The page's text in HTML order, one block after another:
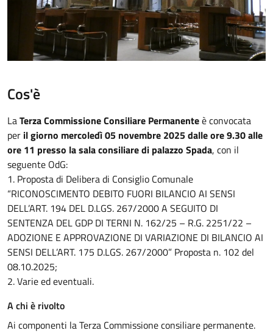
Cos'è
LaTerza Commissione Consiliare Permanenteè convocata
per il giorno mercoledì 05 novembre 2025 dalle ore 9.30 alle
ore 11 presso la sala consiliare di palazzo Spada, con il
seguente OdG:
1. Proposta di Delibera di Consiglio Comunale
“RICONOSCIMENTO DEBITO FUORI BILANCIO AI SENSI
DELL’ART. 194 DEL D.LGS. 267/2000 A SEGUITO DI
SENTENZA DEL GDP DI TERNI N. 162/25 – R.G. 2251/22 –
ADOZIONE E APPROVAZIONE DI VARIAZIONE DI BILANCIO AI
SENSI DELL’ART. 175 D.LGS. 267/2000” Proposta n. 102 del
08.10.2025;
2. Varie ed eventuali.
A chi è rivolto
Ai componenti la Terza Commissione consiliare permanente.